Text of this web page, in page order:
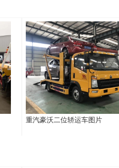
重汽豪沃二位轿运车图片